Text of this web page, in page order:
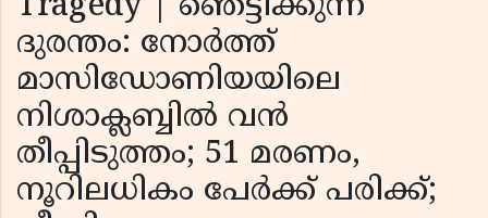
ദുരന്തം: നോർത്ത്
മാസിഡോണിയയിലെ
നിശാക്ലബ്ബിൽ വൻ
തീപ്പിടുത്തം; 51 മരണം,
നൂറിലധികം പേർക്ക് പരിക്ക്;